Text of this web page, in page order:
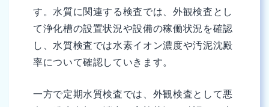
す。水質に関連する検査では、外観検査とし
て浄化槽の設置状況や設備の稼働状況を確認
し、水質検査では水素イオン濃度や汚泥沈殿
率について確認していきます。
一方で定期水質検査では、外観検査として悪